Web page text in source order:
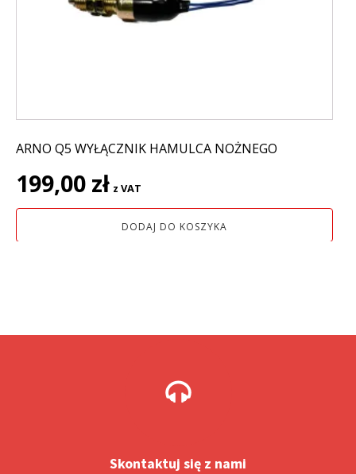
ARNO Q5 WYŁĄCZNIK HAMULCA NOŻNEGO
199,00 zł z VAT
DODAJ DO KOSZYKA
Skontaktuj się z nami